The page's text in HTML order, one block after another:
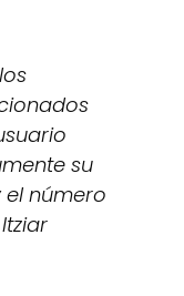
su
el número